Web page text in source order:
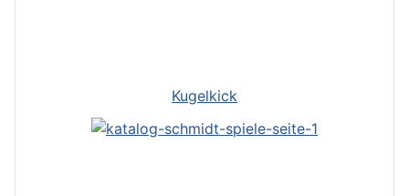
Kugelkick